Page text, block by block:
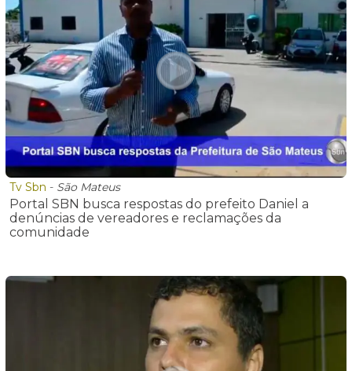
Tv Sbn - São Mateus
Portal SBN busca respostas do prefeito Daniel a
denúncias de vereadores e reclamações da
comunidade